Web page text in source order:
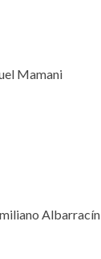
Mamani
Albarracín